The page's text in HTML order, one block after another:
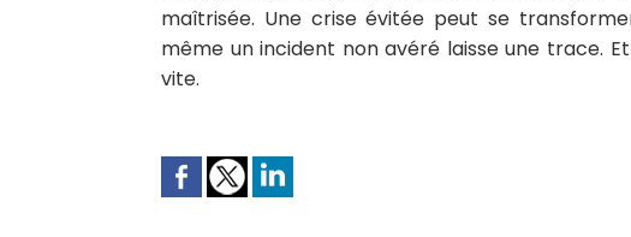
maîtrisée. Une crise évitée peut se
même un incident non avéré laisse une trace.
vite.